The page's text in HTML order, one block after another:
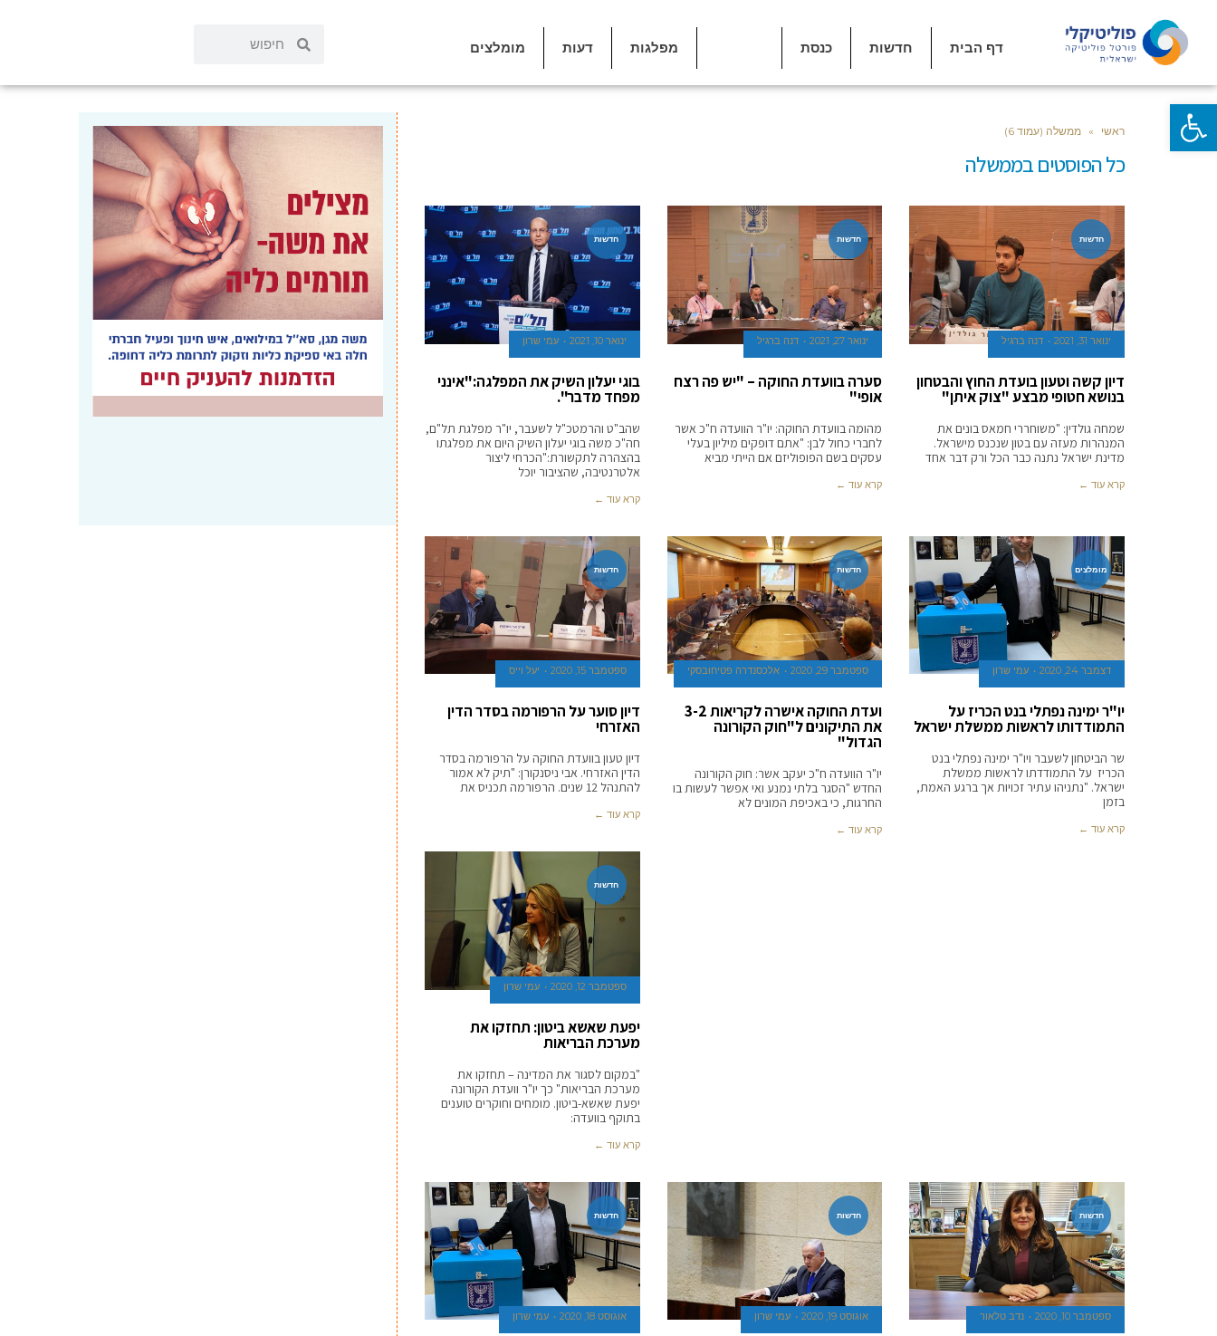
דף הבית חדשות כנסת מפלגות דעות מומלצים
ראשי » ממשלה (עמוד 6)
כל הפוסטים בממשלה
חדשות
ינואר 31, 2021 דנה ברגיל
דיון קשה וטעון בועדת החוץ והבטחון
בנושא חטופי מבצע "צוק איתן"
שמחה גולדין: "משוחררי חמאס בונים את
המנהרות מעזה עם בטון שנכנס מישראל.
מדינת ישראל נתנה כבר הכל ורק דבר אחד
קרא עוד ←
חדשות
ינואר 27, 2021 דנה ברגיל
סערה בוועדת החוקה – "יש פה רצח
אופי"
מהומה בוועדת החוקה: יו"ר הוועדה ח"כ אשר
לחברי כחול לבן: "אתם דופקים מיליון בעלי
עסקים בשם הפופוליזם אם הייתי מביא
קרא עוד ←
חדשות
ינואר 10, 2021 עמי שרון
בוגי יעלון השיק את המפלגה:"אינני
מפחד מדבר".
שהב"ט והרמטכ"ל לשעבר, יו"ר מפלגת תל"ם,
חה"כ משה בוגי יעלון השיק היום את מפלגתו
בהצהרה לתקשורת:"הכרחי ליצור
אלטרנטיבה, שהציבור יוכל
קרא עוד ←
מומלצים
דצמבר 24, 2020 עמי שרון
יו"ר ימינה נפתלי בנט הכריז על
התמודדותו לראשות ממשלת ישראל
שר הביטחון לשעבר ויו"ר ימינה נפתלי בנט
הכריז על התמודדתו לראשות ממשלת
ישראל. "נתניהו עתיר זכויות אך ברגע האמת,
בזמן
קרא עוד ←
חדשות
ספטמבר 29, 2020 אלכסנדרה פטיחובסקי
ועדת החוקה אישרה לקריאות 3-2
את התיקונים ל"חוק הקורונה
הגדול"
יו"ר הוועדה ח"כ יעקב אשר: חוק הקורונה
החדש "הסגר בלתי נמנע ואי אפשר לעשות בו
החרגות, כי באכיפת המונים לא
קרא עוד ←
חדשות
ספטמבר 15, 2020 יעל וייס
דיון סוער על הרפורמה בסדר הדין
האזרחי
דיון טעון בוועדת החוקה על הרפורמה בסדר
הדין האזרחי. אבי ניסנקורן: "תיק לא אמור
להתנהל 12 שנים. הרפורמה תכניס את
קרא עוד ←
חדשות
ספטמבר 12, 2020 עמי שרון
יפעת שאשא ביטון: תחזקו את
מערכת הבריאות
"במקום לסגור את המדינה – תחזקו את
מערכת הבריאות" כך יו"ר וועדת הקורונה
יפעת שאשא-ביטון. מומחים וחוקרים טוענים
בתוקף בוועדה:
קרא עוד ←
חדשות
ספטמבר 10, 2020 נדב טלאור
חדשות
אוגוסט 19, 2020 עמי שרון
חדשות
אוגוסט 18, 2020 עמי שרון
פתח סרגל נגישות